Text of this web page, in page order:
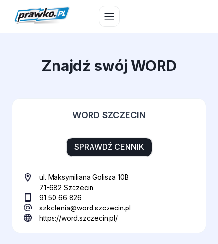
Znajdź swój WORD
WORD SZCZECIN
SPRAWDŹ CENNIK
ul. Maksymiliana Golisza 10B
71-682 Szczecin
91 50 66 826
szkolenia@word.szczecin.pl
https://word.szczecin.pl/